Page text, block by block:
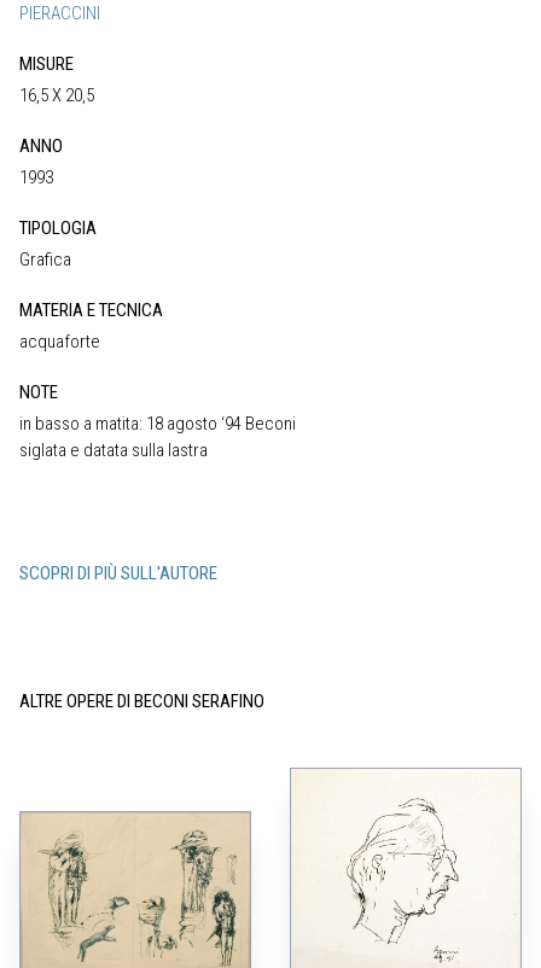
PIERACCINI
MISURE
16,5 X 20,5
ANNO
1993
TIPOLOGIA
Grafica
MATERIA E TECNICA
acquaforte
NOTE
in basso a matita: 18 agosto ‘94 Beconi
siglata e datata sulla lastra
SCOPRI DI PIÙ SULL'AUTORE
ALTRE OPERE DI BECONI SERAFINO